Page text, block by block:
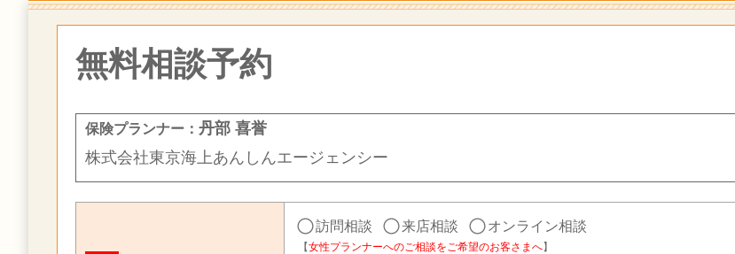
無料相談予約
保険プランナー： 丹部 喜誉
株式会社東京海上あんしんエージェンシー
訪問相談 来店相談 オンライン相談
【女性プランナーへのご相談をご希望のお客さまへ】